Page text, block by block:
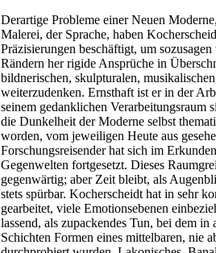
Derartige Probleme einer Neuen
Malerei, der Sprache, haben
Präzisierungen beschäftigt, um
Rändern her rigide Ansprüche in
bildnerischen, skulpturalen,
weiterzudenken. Ernsthaft ist er in der
seinem gedanklichen Verarbeitungsraum
die Dunkelheit der Moderne selbst
worden, vom jeweiligen Heute aus
Forschungsreisender hat sich im
Gegenwelten fortgesetzt. Dieses
gegenwärtig; aber Zeit bleibt, als
stets spürbar. Kocherscheidt hat in sehr
gearbeitet, viele Emotionsebenen
lassend, als zupackendes Tun, bei dem in
Schichten Formen eines mittelbaren, nie